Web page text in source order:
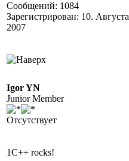
Сообщений: 1084
Зарегистрирован: 10. Августа
2007
Igor YN
Junior Member
Отсутствует
1C++ rocks!